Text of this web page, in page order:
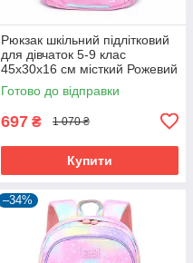
Рюкзак шкільний підлітковий
для дівчаток 5-9 клас
45х30х16 см місткий Рожевий
(60989)
Готово до відправки
697 ₴ 1 070 ₴
Купити
–34%